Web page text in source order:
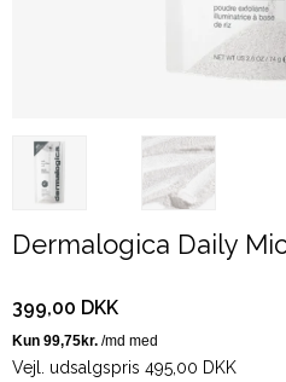
Dermalogica Daily
399,00 DKK
Vejl. udsalgspris 495,00 DKK